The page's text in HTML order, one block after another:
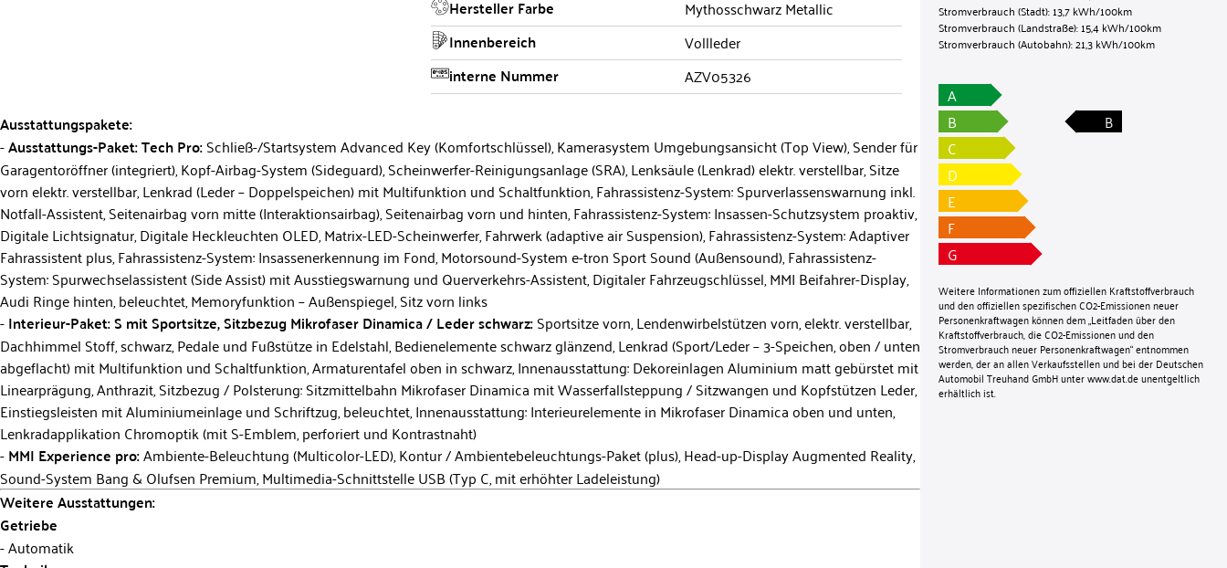
Hersteller Farbe Mythosschwarz Metallic
Innenbereich Vollleder
interne Nummer AZV05326
Ausstattungspakete:
Ausstattungs-Paket: Tech Pro:Schließ-/Startsystem Advanced Key (Komfortschlüssel), Kamerasystem Umgebungsansicht (Top View), Sender für
Garagentoröffner (integriert), Kopf-Airbag-System (Sideguard), Scheinwerfer-Reinigungsanlage (SRA), Lenksäule (Lenkrad) elektr. verstellbar, Sitze
vorn elektr. verstellbar, Lenkrad (Leder – Doppelspeichen) mit Multifunktion und Schaltfunktion, Fahrassistenz-System: Spurverlassenswarnung inkl.
Notfall-Assistent, Seitenairbag vorn mitte (Interaktionsairbag), Seitenairbag vorn und hinten, Fahrassistenz-System: Insassen-Schutzsystem proaktiv,
Digitale Lichtsignatur, Digitale Heckleuchten OLED, Matrix-LED-Scheinwerfer, Fahrwerk (adaptive air Suspension), Fahrassistenz-System: Adaptiver
Fahrassistent plus, Fahrassistenz-System: Insassenerkennung im Fond, Motorsound-System e-tron Sport Sound (Außensound), Fahrassistenz-
System: Spurwechselassistent (Side Assist) mit Ausstiegswarnung und Querverkehrs-Assistent, Digitaler Fahrzeugschlüssel, MMI Beifahrer-Display,
Audi Ringe hinten, beleuchtet, Memoryfunktion – Außenspiegel, Sitz vorn links
Interieur-Paket: S mit Sportsitze, Sitzbezug Mikrofaser Dinamica / Leder schwarz:Sportsitze vorn, Lendenwirbelstützen vorn, elektr. verstellbar,
Dachhimmel Stoff, schwarz, Pedale und Fußstütze in Edelstahl, Bedienelemente schwarz glänzend, Lenkrad (Sport/Leder – 3-Speichen, oben / unten
abgeflacht) mit Multifunktion und Schaltfunktion, Armaturentafel oben in schwarz, Innenausstattung: Dekoreinlagen Aluminium matt gebürstet mit
Linearprägung, Anthrazit, Sitzbezug / Polsterung: Sitzmittelbahn Mikrofaser Dinamica mit Wasserfallsteppung / Sitzwangen und Kopfstützen Leder,
Einstiegsleisten mit Aluminiumeinlage und Schriftzug, beleuchtet, Innenausstattung: Interieurelemente in Mikrofaser Dinamica oben und unten,
Lenkradapplikation Chromoptik (mit S-Emblem, perforiert und Kontrastnaht)
MMI Experience pro:Ambiente-Beleuchtung (Multicolor-LED), Kontur / Ambientebeleuchtungs-Paket (plus), Head-up-Display Augmented Reality,
Sound-System Bang & Olufsen Premium, Multimedia-Schnittstelle USB (Typ C, mit erhöhter Ladeleistung)
Weitere Ausstattungen:
Getriebe
Automatik
Stromverbrauch (Stadt):13,7 kWh/100km
Stromverbrauch (Landstraße):15,4 kWh/100km
Stromverbrauch (Autobahn):21,3 kWh/100km
A
B
B
C
D
E
F
G
Weitere Informationen zum offiziellen Kraftstoffverbrauch
und den offiziellen spezifischen CO2-Emissionen neuer
Personenkraftwagen können dem „Leitfaden über den
Kraftstoffverbrauch, die CO2-Emissionen und den
Stromverbrauch neuer Personenkraftwagen“ entnommen
werden, der an allen Verkaufsstellen und bei der Deutschen
Automobil Treuhand GmbH unterwww.dat.deunentgeltlich
erhältlich ist.